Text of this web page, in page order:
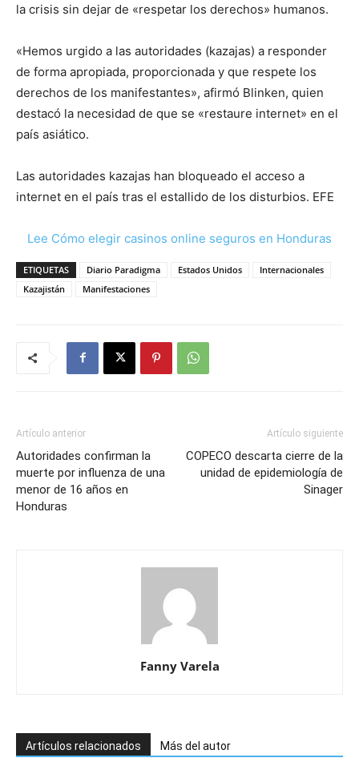
la crisis sin dejar de «respetar los derechos» humanos.
«Hemos urgido a las autoridades (kazajas) a responder
de forma apropiada, proporcionada y que respete los
derechos de los manifestantes», afirmó Blinken, quien
destacó la necesidad de que se «restaure internet» en el
país asiático.
Las autoridades kazajas han bloqueado el acceso a
internet en el país tras el estallido de los disturbios. EFE
Lee Cómo elegir casinos online seguros en Honduras
ETIQUETAS Diario Paradigma Estados Unidos
Internacionales
Kazajistán
Manifestaciones
Artículo anterior
Autoridades confirman la
muerte por influenza de una
menor de 16 años en
Honduras
Artículo siguiente
COPECO descarta cierre de la
unidad de epidemiología de
Sinager
Fanny Varela
Artículos relacionados Más del autor